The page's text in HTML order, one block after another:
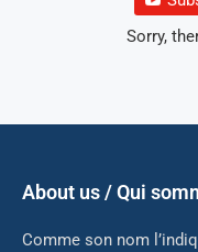
Sorry,
About us / Qui
Comme son nom